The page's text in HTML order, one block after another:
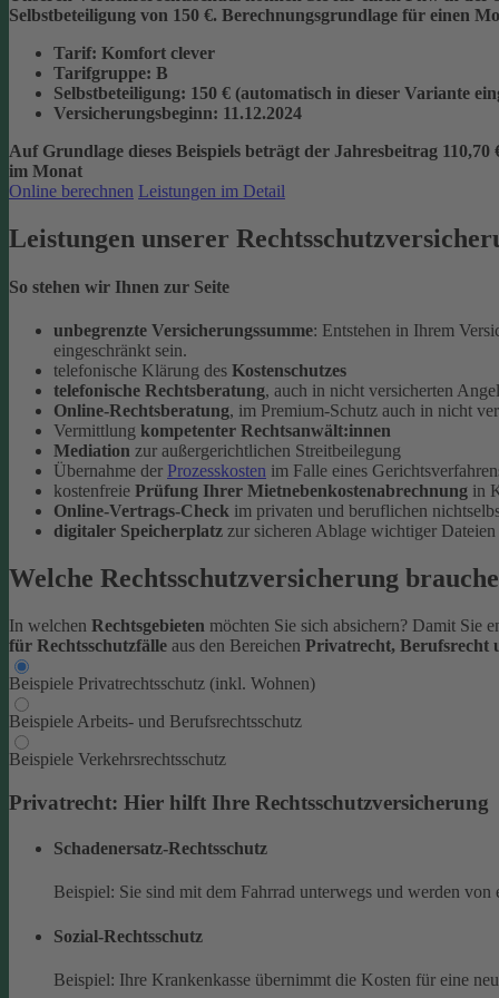
Selbstbeteiligung von 150 €. Berechnungsgrundlage für einen
Tarif: Komfort clever
Tarifgruppe: B
Selbstbeteiligung: 150 € (automatisch in dieser Variante
Versicherungsbeginn: 11.12.2024
Auf Grundlage dieses Beispiels beträgt der Jahresbeitrag 110,70
im Monat
Online berechnen Leistungen im Detail
Leistungen unserer
So stehen wir Ihnen zur Seite
unbegrenzte Versicherungssumme: Entstehen in Ihrem
eingeschränkt sein.
telefonische Klärung des Kostenschutzes
telefonische Rechtsberatung, auch in nicht versicherten
Online-Rechtsberatung, im Premium-Schutz auch in nicht
Vermittlung kompetenter Rechtsanwält:innen
Mediation zur außergerichtlichen Streitbeilegung
Übernahme der Prozesskosten im Falle eines
kostenfreie Prüfung Ihrer Mietnebenkostenabrechnung in
Online-Vertrags-Check im privaten und beruflichen
digitaler Speicherplatz zur sicheren Ablage wichtiger
Welche Rechtsschutzversicherung
In welchen Rechtsgebieten möchten Sie sich absichern? Damit Sie
für Rechtsschutzfälle aus den Bereichen Privatrecht, Berufsrecht
Beispiele Privatrechtsschutz (inkl. Wohnen)
Beispiele Arbeits- und Berufsrechtsschutz
Beispiele Verkehrsrechtsschutz
Privatrecht: Hier hilft Ihre Rechtsschutzversicherung
Schadenersatz-Rechtsschutz
Beispiel: Sie sind mit dem Fahrrad unterwegs und werden
Sozial-Rechtsschutz
Beispiel: Ihre Krankenkasse übernimmt die Kosten für eine